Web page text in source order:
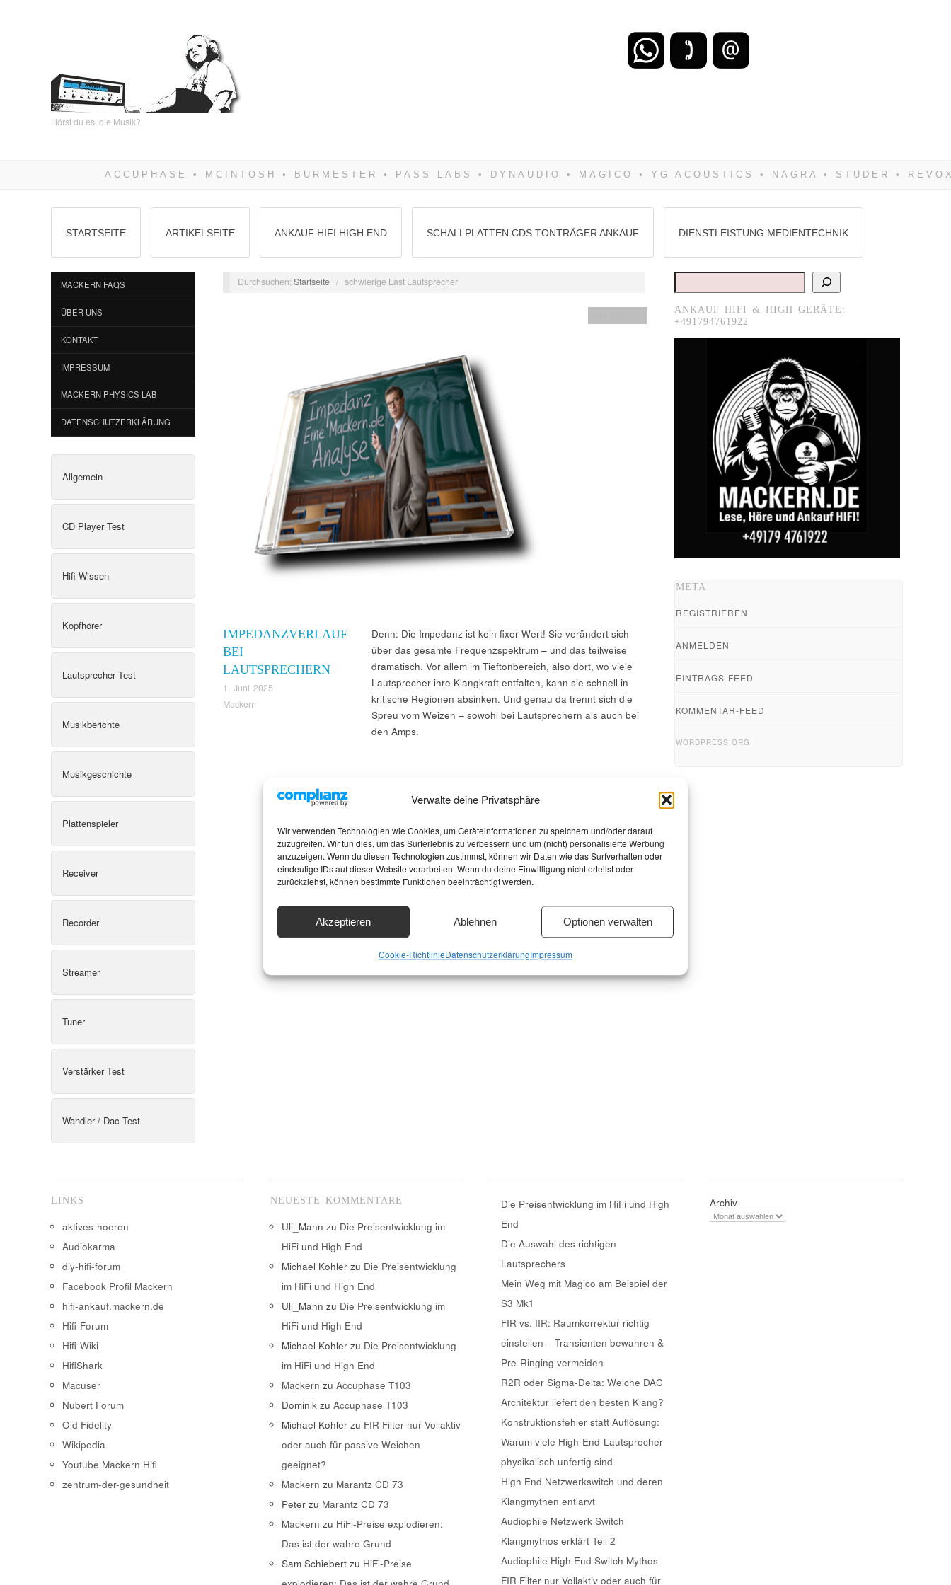
Verwalte deine Privatsphäre
Wir verwenden Technologien wie Cookies, um Geräteinformationen zu speichern und/oder darauf
zuzugreifen. Wir tun dies, um das Surferlebnis zu verbessern und um (nicht) personalisierte Werbung
anzuzeigen. Wenn du diesen Technologien zustimmst, können wir Daten wie das Surfverhalten oder
eindeutige IDs auf dieser Website verarbeiten. Wenn du deine Einwilligung nicht erteilst oder
zurückziehst, können bestimmte Funktionen beeinträchtigt werden.
Akzeptieren Ablehnen Optionen verwalten
Cookie-RichtlinieDatenschutzerklärungImpressum
Hörst du es, die Musik?
STARTSEITE ARTIKELSEITE ANKAUF HIFI HIGH END SCHALLPLATTEN CDS TONTRÄGER ANKAUF DIENSTLEISTUNG MEDIENTECHNIK
MACKERN FAQS
ÜBER UNS
KONTAKT
IMPRESSUM
MACKERN PHYSICS LAB
DATENSCHUTZERKLÄRUNG
Allgemein
CD Player Test
Hifi Wissen
Kopfhörer
Lautsprecher Test
Musikberichte
Musikgeschichte
Plattenspieler
Receiver
Recorder
Streamer
Tuner
Verstärker Test
Wandler / Dac Test
Durchsuchen:Startseite / schwierige Last Lautsprecher
IMPEDANZVERLAUF
BEI
LAUTSPRECHERN
1. Juni 2025
Mackern
Denn: Die Impedanz ist kein fixer Wert! Sie verändert sich
über das gesamte Frequenzspektrum – und das teilweise
dramatisch. Vor allem im Tieftonbereich, also dort, wo viele
Lautsprecher ihre Klangkraft entfalten, kann sie schnell in
kritische Regionen absinken. Und genau da trennt sich die
Spreu vom Weizen – sowohl bei Lautsprechern als auch bei
den Amps.
Suchen
ANKAUF HIFI & HIGH GERÄTE:
+491794761922
META
REGISTRIEREN
ANMELDEN
EINTRAGS-FEED
KOMMENTAR-FEED
WORDPRESS.ORG
LINKS
aktives-hoeren
Audiokarma
diy-hifi-forum
Facebook Profil Mackern
hifi-ankauf.mackern.de
Hifi-Forum
Hifi-Wiki
HifiShark
Macuser
Nubert Forum
Old Fidelity
Wikipedia
Youtube Mackern Hifi
zentrum-der-gesundheit
NEUESTE KOMMENTARE
Uli_Mann zu Die Preisentwicklung im
HiFi und High End
Michael Kohler zu Die Preisentwicklung
im HiFi und High End
Uli_Mann zu Die Preisentwicklung im
HiFi und High End
Michael Kohler zu Die Preisentwicklung
im HiFi und High End
Mackern zuAccuphase T103
Dominik zuAccuphase T103
Michael Kohler zu FIR Filter nur Vollaktiv
oder auch für passive Weichen
geeignet?
Mackern zu Marantz CD 73
Peter zu Marantz CD 73
Mackern zu HiFi-Preise explodieren:
Das ist der wahre Grund
Sam Schiebert zu HiFi-Preise
Die Preisentwicklung im HiFi und High
End
Die Auswahl des richtigen
Lautsprechers
Mein Weg mit Magico am Beispiel der
S3 Mk1
FIR vs. IIR: Raumkorrektur richtig
einstellen – Transienten bewahren &
Pre-Ringing vermeiden
R2R oder Sigma-Delta: Welche DAC
Architektur liefert den besten Klang?
Konstruktionsfehler statt Auflösung:
Warum viele High-End-Lautsprecher
physikalisch unfertig sind
High End Netzwerkswitch und deren
Klangmythen entlarvt
Audiophile Netzwerk Switch
Klangmythos erklärt Teil 2
Audiophile High End Switch Mythos
FIR Filter nur Vollaktiv oder auch für
Archiv